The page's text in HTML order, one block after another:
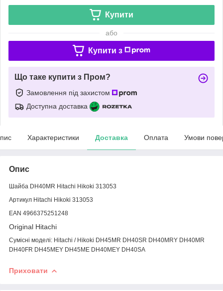
Купити
або
Купити з
Що таке купити з Пром?
Замовлення під захистом
Доступна доставка
Характеристики Доставка Оплата Умови
Опис
Шайба DH40MR Hitachi Hikoki 313053
Артикул Hitachi Hikoki 313053
EAN 4966375251248
Original Hitachi
Сумісні моделі: Hitachi / Hikoki DH45MR DH40SR DH40MRY DH40MR
DH40FR DH45MEY DH45ME DH40MEY DH40SA
Приховати